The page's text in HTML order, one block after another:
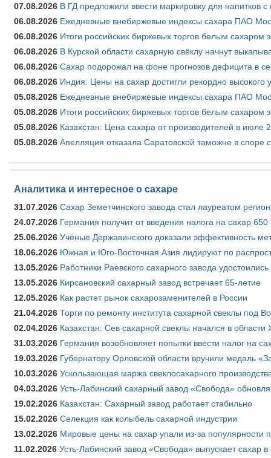
07.08.2026 В ГД предложили ввести маркировку для напитков
06.08.2026 Ежедневные внебиржевые индексы сахара ПАО
06.08.2026 Итоги российских биржевых торгов белым сахаром
06.08.2026 В Курской области сахарную свёклу начнут
06.08.2026 Сахар подорожал на фоне прогнозов дефицита в
06.08.2026 Индия: Цены на сахар достигли рекордно высокого
05.08.2026 Ежедневные внебиржевые индексы сахара ПАО
05.08.2026 Итоги российских биржевых торгов белым сахаром
05.08.2026 Казахстан: Цена сахара от производителей в июле
05.08.2026 Апелляция отказала Саратовской таможне в
Аналитика и интересное о сахаре
31.07.2026 Сахар Земетчинского завода стал лауреатом
24.07.2026 Германия получит от введения налога на сахар
25.06.2026 Учёные Державинского доказали эффективность
18.06.2026 Южная и Юго-Восточная Азия лидируют по
13.05.2026 Работники Раевского сахарного завода удостоились
13.05.2026 Кирсановский сахарный завод встречает 65-летие
12.05.2026 Как растет рынок сахарозаменителей в России
21.04.2026 Торги по ремонту института сахарной свеклы под
02.04.2026 Казахстан: Сев сахарной свеклы начался в области
31.03.2026 Германия возобновляет попытки ввести налог на
19.03.2026 Губернатору Орловской области вручили медаль
10.03.2026 Ускользающая маржа свеклосахарного
04.03.2026 Усть-Лабинский сахарный завод «Свобода»
19.02.2026 Казахстан: Сахарный завод работает стабильно
15.02.2026 Селекция как колыбель сахарной индустрии
13.02.2026 Мировые цены на сахар упали из-за популярности
11.02.2026 Усть-Лабинский завод «Свобода» выпускает сахар в